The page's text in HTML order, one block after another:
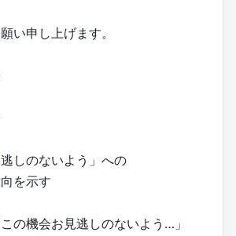
い申し上げます。
逃しのないよう」への
を示す
の機会お見逃しのないよう…」